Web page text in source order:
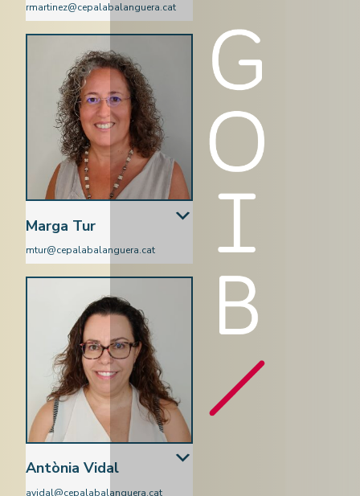
rmartinez@cepalabalanguera.cat
Català
Marga Tur
mtur@cepalabalanguera.cat
Ciències Naturals
Antònia Vidal
avidal@cepalabalanguera.cat